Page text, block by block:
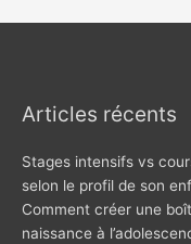
Articles récents
Stages intensifs vs
selon le profil de son
Comment créer une
naissance à